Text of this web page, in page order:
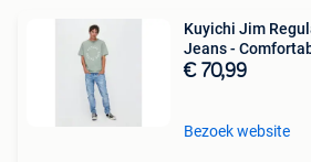
Kuyichi Jim
Jeans -
€ 70,99
Bezoek website